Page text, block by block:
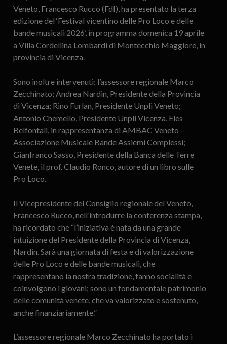
Veneto, Francesco Rucco (FdI), ha presentato la terza
edizione del ‘Festival vicentino delle Pro Loco e delle
bande musicali 2026’, in programma domenica 19 aprile
a Villa Cordellina Lombardi di Montecchio Maggiore, in
provincia di Vicenza.
Sono inoltre intervenuti: l’assessore regionale Marco
Zecchinato; Andrea Nardin, Presidente della Provincia
di Vicenza; Rino Furlan, Presidente Unpli Veneto;
Antonio Chemello, Presidente Unpli Vicenza, Eles
Belfontali, in rappresentanza di AMBAC Veneto –
Associazione Musicale Bande Assiemi Complessi;
Gianfranco Sasso, Presidente della Banca delle Terre
Venete, il prof. Claudio Ronco, autore di un libro sulle
Pro Loco.
Il Vicepresidente del Consiglio regionale del Veneto,
Francesco Rucco, nell’introdurre la conferenza stampa,
ha ricordato che “l’iniziativa è nata da una grande
intuizione del Presidente della Provincia di Vicenza,
Nardin. Sarà una giornata di festa e di valorizzazione
delle Pro Loco e delle bande musicali, che
rappresentano la nostra tradizione, fanno socialità e
coinvolgono i giovani; sono un fondamentale patrimonio
delle comunità venete, che va valorizzato e sostenuto,
anche finanziariamente.”
L’assessore regionale Marco Zecchinato ha portato i